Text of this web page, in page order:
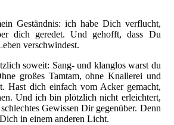
Geständnis: ich habe Dich verflucht,
dich geredet. Und gehofft, dass Du
verschwindest.
soweit: Sang- und klanglos warst du
großes Tamtam, ohne Knallerei und
Hast dich einfach vom Acker gemacht,
Und ich bin plötzlich nicht erleichtert,
Gewissen Dir gegenüber. Denn
in einem anderen Licht.